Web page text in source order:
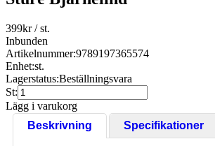
399kr/ st.
Inbunden
Artikelnummer:9789197365574
Enhet:st.
Lagerstatus:Beställningsvara
St:
Lägg i varukorg
Beskrivning
Specifikationer